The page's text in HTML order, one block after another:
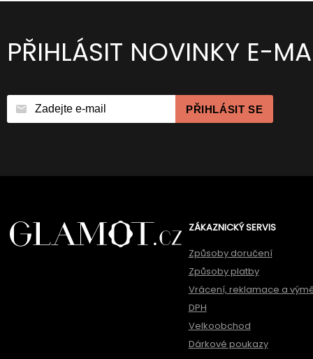
PŘIHLÁSIT NOVINKY E-
PŘIHLÁSIT SE
ZÁKAZNICKÝ SERVIS
Způsoby doručení
Způsoby platby
Vrácení, reklamace a
DPH
Velkoobchod
Dárkové poukazy